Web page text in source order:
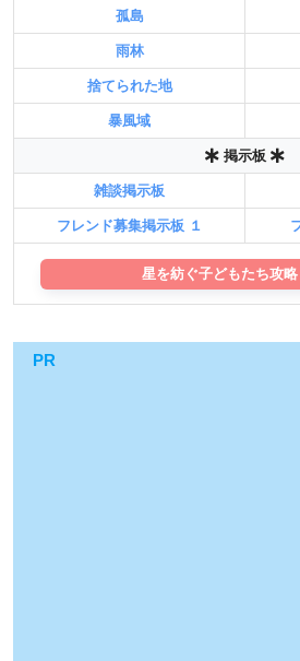
孤島
雨林
捨てられた地
暴風域
掲示板
雑談掲示板
フレンド募集掲示板 １
星を紡ぐ子どもたち攻
PR